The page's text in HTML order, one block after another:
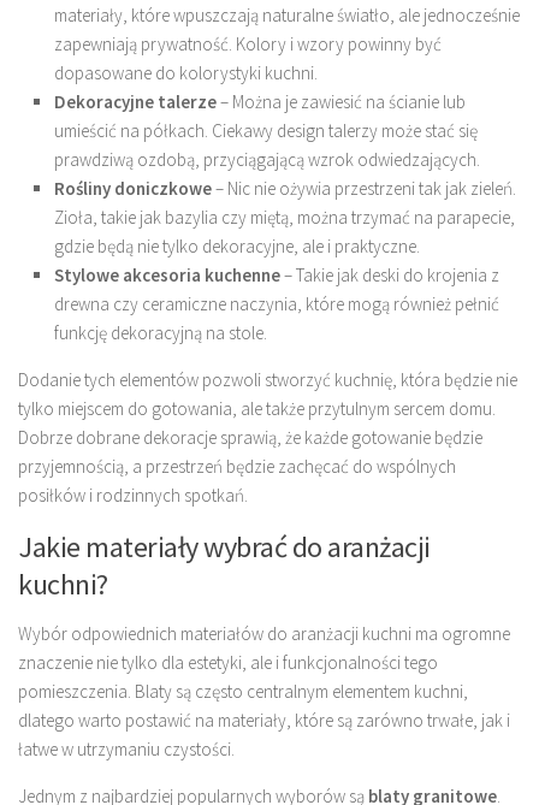
materiały, które wpuszczają naturalne światło, ale jednocześnie
zapewniają prywatność. Kolory i wzory powinny być
dopasowane do kolorystyki kuchni.
Dekoracyjne talerze– Można je zawiesić na ścianie lub
umieścić na półkach. Ciekawy design talerzy może stać się
prawdziwą ozdobą, przyciągającą wzrok odwiedzających.
Rośliny doniczkowe– Nic nie ożywia przestrzeni tak jak zieleń.
Zioła, takie jak bazylia czy miętą, można trzymać na parapecie,
gdzie będą nie tylko dekoracyjne, ale i praktyczne.
Stylowe akcesoria kuchenne– Takie jak deski do krojenia z
drewna czy ceramiczne naczynia, które mogą również pełnić
funkcję dekoracyjną na stole.
Dodanie tych elementów pozwoli stworzyć kuchnię, która będzie nie
tylko miejscem do gotowania, ale także przytulnym sercem domu.
Dobrze dobrane dekoracje sprawią, że każde gotowanie będzie
przyjemnością, a przestrzeń będzie zachęcać do wspólnych
posiłków i rodzinnych spotkań.
Jakie materiały wybrać do aranżacji
kuchni?
Wybór odpowiednich materiałów do aranżacji kuchni ma ogromne
znaczenie nie tylko dla estetyki, ale i funkcjonalności tego
pomieszczenia. Blaty są często centralnym elementem kuchni,
dlatego warto postawić na materiały, które są zarówno trwałe, jak i
łatwe w utrzymaniu czystości.
Jednym z najbardziej popularnych wyborów są blaty granitowe.